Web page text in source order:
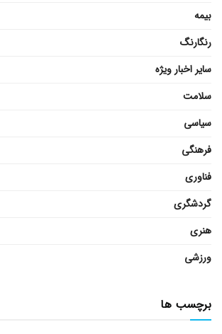
بیمه
رنگارنگ
سایر اخبار ویژه
سلامت
سیاسی
فرهنگی
فناوری
گردشگری
هنری
ورزشی
برچسب ها